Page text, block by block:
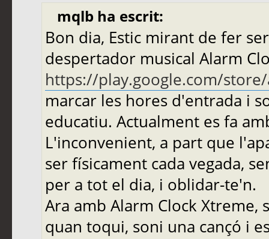
mqlb ha escrit:
Bon dia, Estic mirant de fer
despertador musical Alarm
https://play.google.com/
marcar les hores d'entrada i
educatiu. Actualment es fa
L'inconvenient, a part que
ser físicament cada vegada,
per a tot el dia, i oblidar-te'n.
Ara amb Alarm Clock
quan toqui, soni una cançó i